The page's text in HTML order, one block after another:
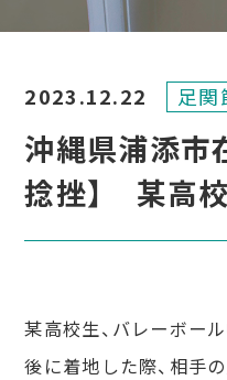
沖縄県浦添市
捻挫】 某高
2023.12.22 足関
某高校生、バレーボー
後に着地した際、相手